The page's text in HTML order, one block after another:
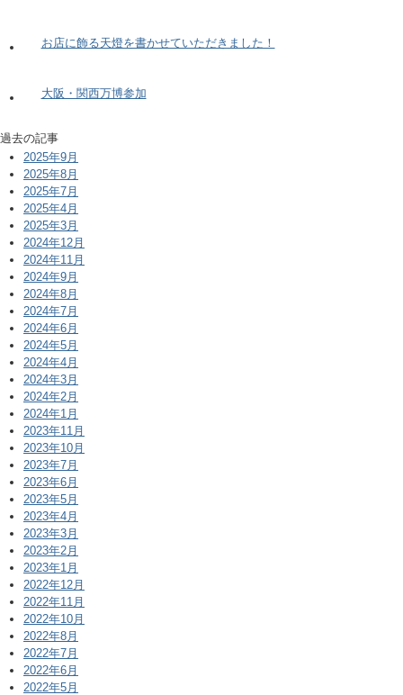
お店に飾る天燈を書かせていただきました！
大阪・関西万博参加
過去の記事
2025年9月
2025年8月
2025年7月
2025年4月
2025年3月
2024年12月
2024年11月
2024年9月
2024年8月
2024年7月
2024年6月
2024年5月
2024年4月
2024年3月
2024年2月
2024年1月
2023年11月
2023年10月
2023年7月
2023年6月
2023年5月
2023年4月
2023年3月
2023年2月
2023年1月
2022年12月
2022年11月
2022年10月
2022年8月
2022年7月
2022年6月
2022年5月